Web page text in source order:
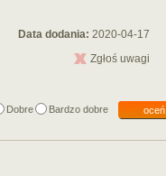
Data dodania: 2020-04-17
Zgłoś uwagi
Dobre Bardzo dobre
oceń